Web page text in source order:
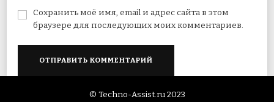
Сохранить моё имя, email и адрес сайта в этом
браузере для последующих моих комментариев.
© Techno-Assist.ru 2023